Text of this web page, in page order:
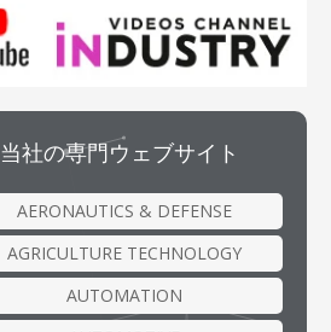
当社の専門ウェブサイト
AERONAUTICS & DEFENSE
AGRICULTURE TECHNOLOGY
AUTOMATION